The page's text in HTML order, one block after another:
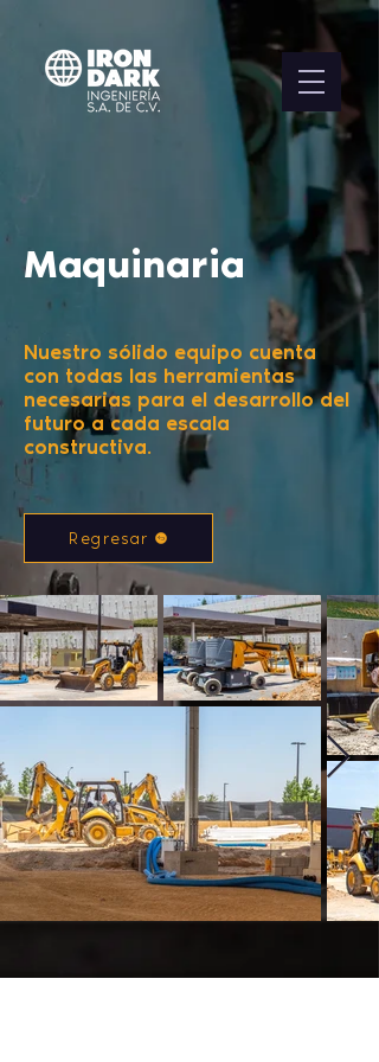
Maquinaria
Nuestro sólido equipo cuenta
con todas las herramientas
necesarias para el desarrollo del
futuro a cada escala
constructiva.
Regresar